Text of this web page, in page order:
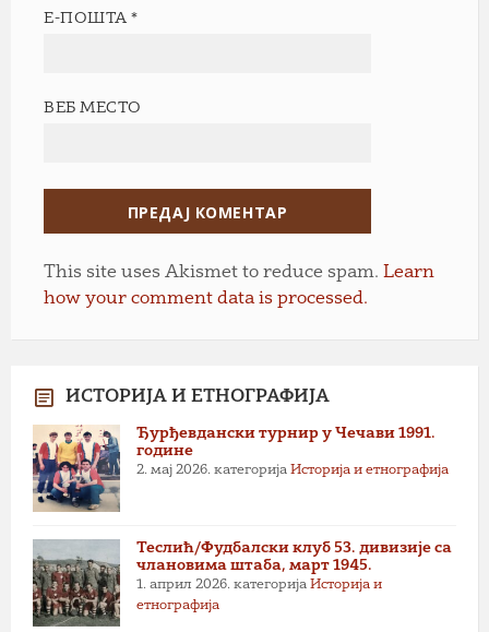
Е-ПОШТА*
ВЕБ МЕСТО
This site uses Akismet to reduce spam. Learn
how your comment data is processed.
ИСТОРИЈА И ЕТНОГРАФИЈА
Ђурђевдански турнир у Чечави 1991.
године
2. мај 2026. категорија Историја и етнографија
Теслић/Фудбалски клуб 53. дивизије са
члановима штаба, март 1945.
1. април 2026. категорија Историја и
етнографија